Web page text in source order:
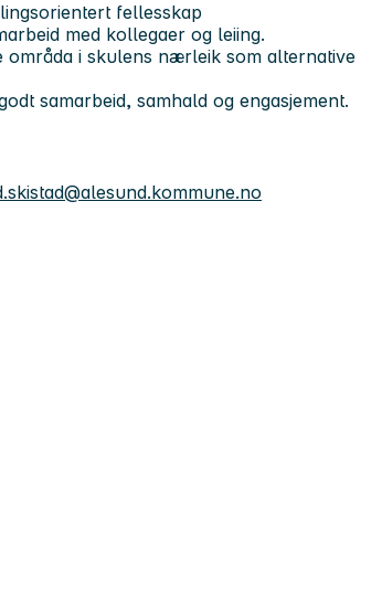
fellesskap
med kollegaer og leiing.
områda i skulens nærleik som alternative
samarbeid, samhald og engasjement.